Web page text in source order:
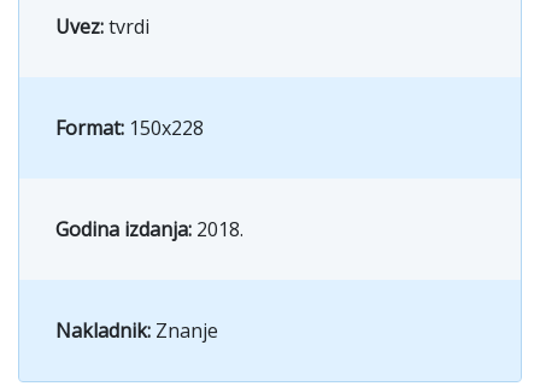
Uvez:tvrdi
Format: 150x228
Godina izdanja: 2018.
Nakladnik: Znanje